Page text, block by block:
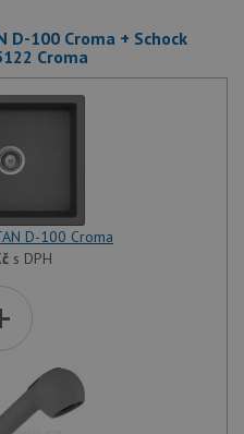
D-100 Croma + Schock
Croma
D-100 Croma
s DPH